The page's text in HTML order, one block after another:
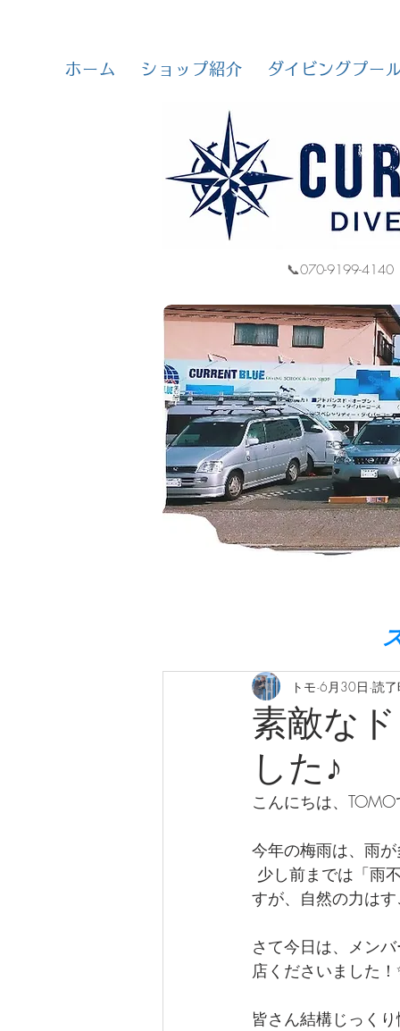
ホーム ショップ紹介 ダイビングプー
📞070-9199-4140
素敵な
した♪
トモ 6月30日 読
こんにちは、
今年の梅雨は、雨
すが、自然の力は
さて今日は、メン
店くださいました！
皆さん結構じっく